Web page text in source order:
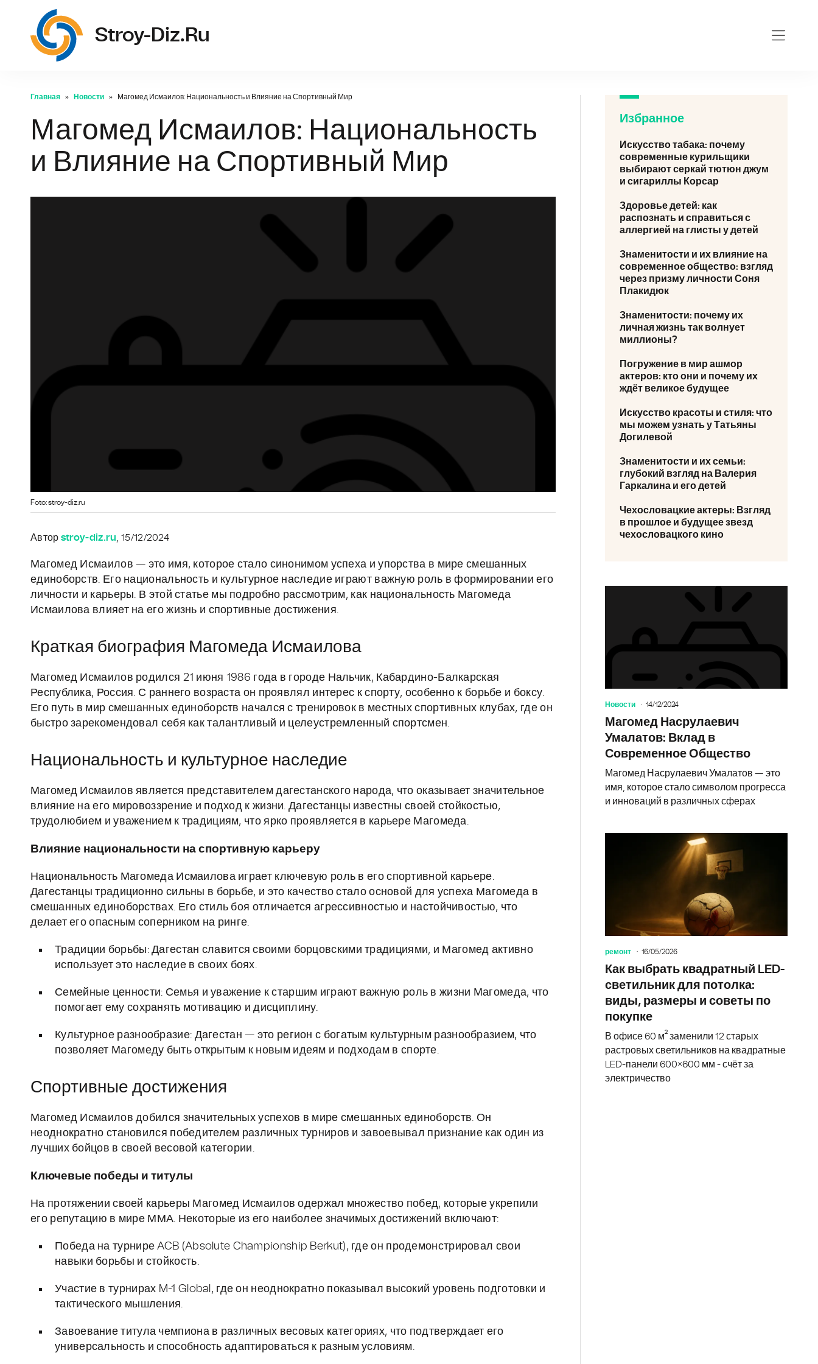
Stroy-Diz.ru
Главная Новости Магомед Исмаилов: Национальность и Влияние на Спортивный Мир
Магомед Исмаилов: Национальность
и Влияние на Спортивный Мир
Foto: stroy-diz.ru
Автор stroy-diz.ru, 15/12/2024
Магомед Исмаилов — это имя, которое стало синонимом успеха и упорства в мире смешанных
единоборств. Его национальность и культурное наследие играют важную роль в формировании его
личности и карьеры. В этой статье мы подробно рассмотрим, как национальность Магомеда
Исмаилова влияет на его жизнь и спортивные достижения.
Краткая биография Магомеда Исмаилова
Магомед Исмаилов родился 21 июня 1986 года в городе Нальчик, Кабардино-Балкарская
Республика, Россия. С раннего возраста он проявлял интерес к спорту, особенно к борьбе и боксу.
Его путь в мир смешанных единоборств начался с тренировок в местных спортивных клубах, где он
быстро зарекомендовал себя как талантливый и целеустремленный спортсмен.
Национальность и культурное наследие
Магомед Исмаилов является представителем дагестанского народа, что оказывает значительное
влияние на его мировоззрение и подход к жизни. Дагестанцы известны своей стойкостью,
трудолюбием и уважением к традициям, что ярко проявляется в карьере Магомеда.
Влияние национальности на спортивную карьеру
Национальность Магомеда Исмаилова играет ключевую роль в его спортивной карьере.
Дагестанцы традиционно сильны в борьбе, и это качество стало основой для успеха Магомеда в
смешанных единоборствах. Его стиль боя отличается агрессивностью и настойчивостью, что
делает его опасным соперником на ринге.
Традиции борьбы: Дагестан славится своими борцовскими традициями, и Магомед активно
использует это наследие в своих боях.
Семейные ценности: Семья и уважение к старшим играют важную роль в жизни Магомеда, что
помогает ему сохранять мотивацию и дисциплину.
Культурное разнообразие: Дагестан — это регион с богатым культурным разнообразием, что
позволяет Магомеду быть открытым к новым идеям и подходам в спорте.
Спортивные достижения
Магомед Исмаилов добился значительных успехов в мире смешанных единоборств. Он
неоднократно становился победителем различных турниров и завоевывал признание как один из
лучших бойцов в своей весовой категории.
Ключевые победы и титулы
На протяжении своей карьеры Магомед Исмаилов одержал множество побед, которые укрепили
его репутацию в мире ММА. Некоторые из его наиболее значимых достижений включают:
Победа на турнире ACB (Absolute Championship Berkut), где он продемонстрировал свои
навыки борьбы и стойкость.
Участие в турнирах M-1 Global, где он неоднократно показывал высокий уровень подготовки и
тактического мышления.
Завоевание титула чемпиона в различных весовых категориях, что подтверждает его
универсальность и способность адаптироваться к разным условиям.
Избранное
Искусство табака: почему
современные курильщики
выбирают серкай тютюн джум
и сигариллы Корсар
Здоровье детей: как
распознать и справиться с
аллергией на глисты у детей
Знаменитости и их влияние на
современное общество: взгляд
через призму личности Соня
Плакидюк
Знаменитости: почему их
личная жизнь так волнует
миллионы?
Погружение в мир ашмор
актеров: кто они и почему их
ждёт великое будущее
Искусство красоты и стиля: что
мы можем узнать у Татьяны
Догилевой
Знаменитости и их семьи:
глубокий взгляд на Валерия
Гаркалина и его детей
Чехословацкие актеры: Взгляд
в прошлое и будущее звезд
чехословацкого кино
Новости 14/12/2024
Магомед Насрулаевич
Умалатов: Вклад в
Современное Общество
Магомед Насрулаевич Умалатов — это
имя, которое стало символом прогресса
и инноваций в различных сферах
ремонт 16/05/2026
Как выбрать квадратный LED-
светильник для потолка:
виды, размеры и советы по
покупке
В офисе 60 м² заменили 12 старых
растровых светильников на квадратные
LED-панели 600×600 мм - счёт за
электричество